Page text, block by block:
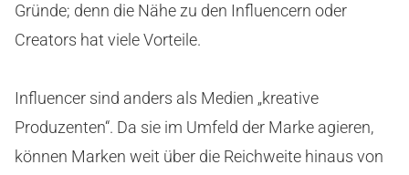
Gründe; denn die Nähe zu den Influencern oder
Creators hat viele Vorteile.
Influencer sind anders als Medien „kreative
Produzenten“. Da sie im Umfeld der Marke agieren,
können Marken weit über die Reichweite hinaus von